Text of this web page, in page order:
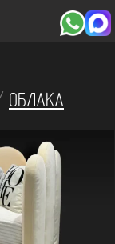
ОБЛАКА